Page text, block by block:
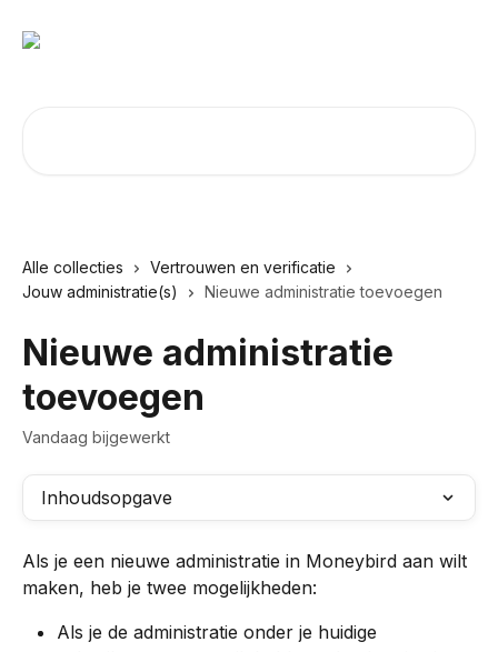
Alle collecties
Vertrouwen en verificatie
Jouw administratie(s)
Nieuwe administratie toevoegen
Nieuwe administratie
toevoegen
Vandaag bijgewerkt
Inhoudsopgave
Als je een nieuwe administratie in Moneybird aan wilt
maken, heb je twee mogelijkheden:
Als je de administratie onder je huidige